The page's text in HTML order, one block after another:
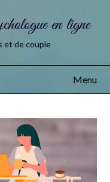
en ligne
et de couple
Menu